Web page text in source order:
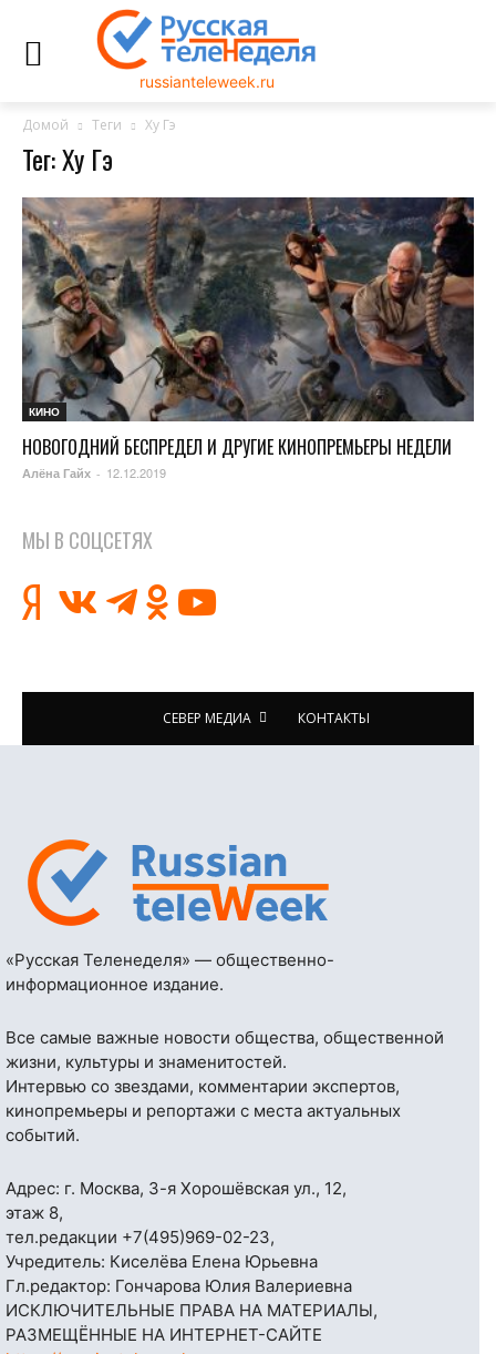
russianteleweek.ru
Домой Теги Ху Гэ
Тег: Ху Гэ
КИНО
НОВОГОДНИЙ БЕСПРЕДЕЛ И ДРУГИЕ КИНОПРЕМЬЕРЫ НЕДЕЛИ
Алёна Гайх - 12.12.2019
МЫ В СОЦСЕТЯХ
СЕВЕР МЕДИА КОНТАКТЫ
«Русская Теленеделя» — общественно-
информационное издание.
Все самые важные новости общества, общественной
жизни, культуры и знаменитостей.
Интервью со звездами, комментарии экспертов,
кинопремьеры и репортажи с места актуальных
событий.
Адрес: г. Москва, 3-я Хорошёвская ул., 12,
этаж 8,
тел.редакции +7(495)969-02-23,
Учредитель: Киселёва Елена Юрьевна
Гл.редактор: Гончарова Юлия Валериевна
ИСКЛЮЧИТЕЛЬНЫЕ ПРАВА НА МАТЕРИАЛЫ,
РАЗМЕЩЁННЫЕ НА ИНТЕРНЕТ-САЙТЕ